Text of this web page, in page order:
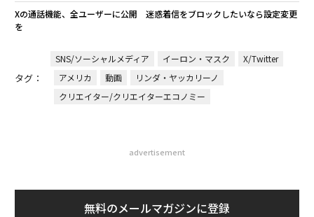
Xの通話機能、全ユーザーに公開 迷惑着信をブロックしたいなら設定変更
を
タグ：
SNS/ソーシャルメディア イーロン・マスク
X/Twitter
アメリカ
動画
リンダ・ヤッカリーノ
クリエイター/クリエイターエコノミー
advertisement
無料のメールマガジンに登録